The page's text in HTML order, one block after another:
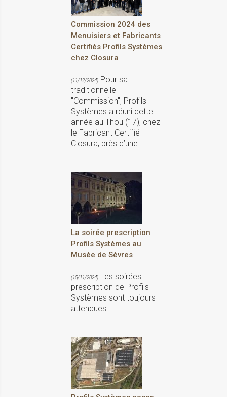
Commission 2024 des
Menuisiers et Fabricants
Certifiés Profils Systèmes
chez Closura
(11/12/2024) Pour sa
traditionnelle
"Commission", Profils
Systèmes a réuni cette
année au Thou (17), chez
le Fabricant Certifié
Closura, près d’une
La soirée prescription
Profils Systèmes au
Musée de Sèvres
(15/11/2024) Les soirées
prescription de Profils
Systèmes sont toujours
attendues...